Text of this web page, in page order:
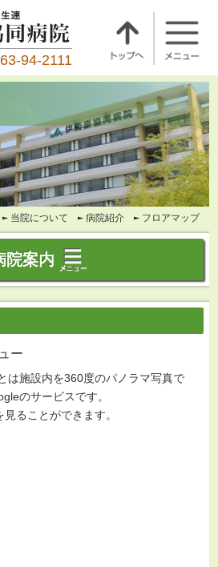
94-2111
当院について 病院紹介 フロアマップ
院案内
ー
は施設内を360度のパノラマ写真で
のサービスです。
ることができます。